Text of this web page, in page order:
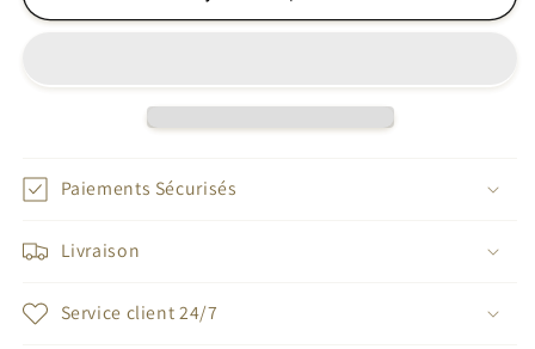
Boucles
Boucles
Paiements Sécurisés
Livraison
Service client 24/7